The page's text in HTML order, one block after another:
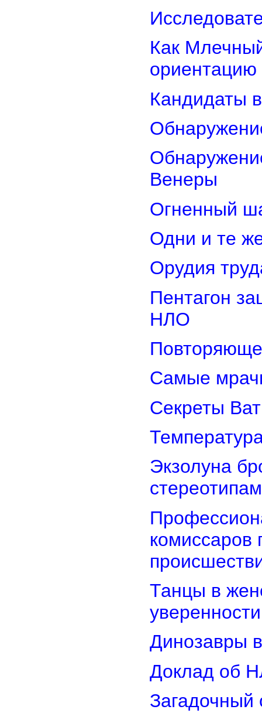
Как
ориентацию
Кандидаты
Венеры
Огненный
Одни и те
Орудия
Пентагон
НЛО
Самые
Секреты
Экзолуна
стереотипам
комиссаров
Танцы в
Динозавры
Доклад об
Загадочный